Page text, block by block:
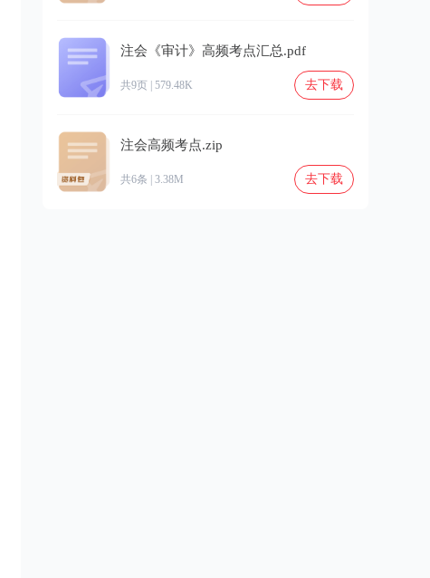
注会《审计》高频考点汇总.pdf
共9页 | 579.48K 去下载
注会高频考点.zip
共6条 | 3.38M 去下载